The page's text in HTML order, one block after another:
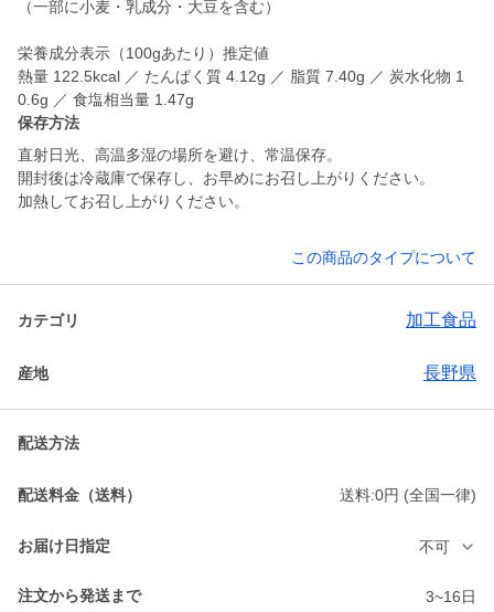
（一部に小麦・乳成分・大豆を含む）
栄養成分表示（100gあたり）推定値
熱量 122.5kcal ／ たんぱく質 4.12g ／ 脂質 7.40g ／ 炭水化物 1
0.6g ／ 食塩相当量 1.47g
保存方法
直射日光、高温多湿の場所を避け、常温保存。
開封後は冷蔵庫で保存し、お早めにお召し上がりください。
加熱してお召し上がりください。
この商品のタイプについて
カテゴリ 加工食品
産地 長野県
配送方法
配送料金（送料） 送料:0円 (全国一律)
お届け日指定 不可
注文から発送まで 3~16日